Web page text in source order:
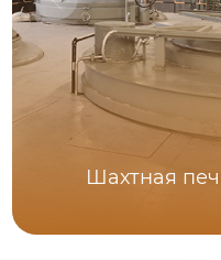
Шахтная